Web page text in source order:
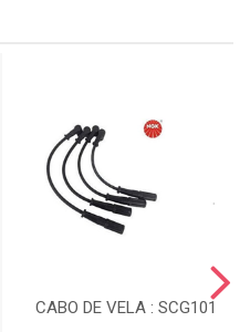
CABO DE VELA : SCG101